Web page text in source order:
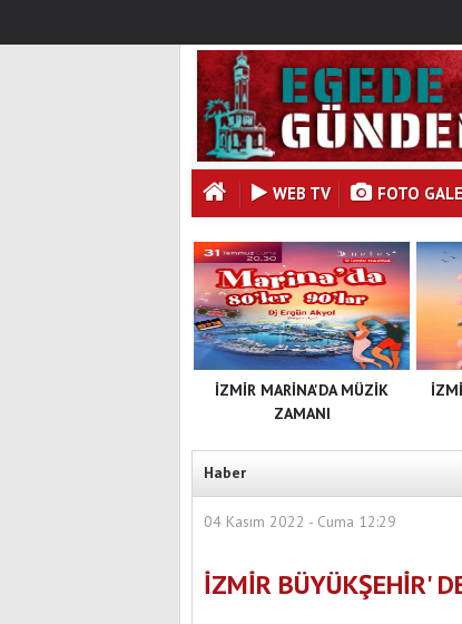
WEB TV FOTO
İZMİR MARİNA'DA MÜZİK
ZAMANI
Haber
04 Kasım 2022 - Cuma 12:29
İZMİR BÜYÜKŞEHİR'